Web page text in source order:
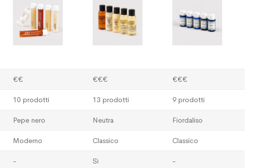
€€ €€€ €€€
10 prodotti 13 prodotti 9 prodotti
Pepe nero Neutra Fiordaliso
Moderno Classico Classico
- Sì -